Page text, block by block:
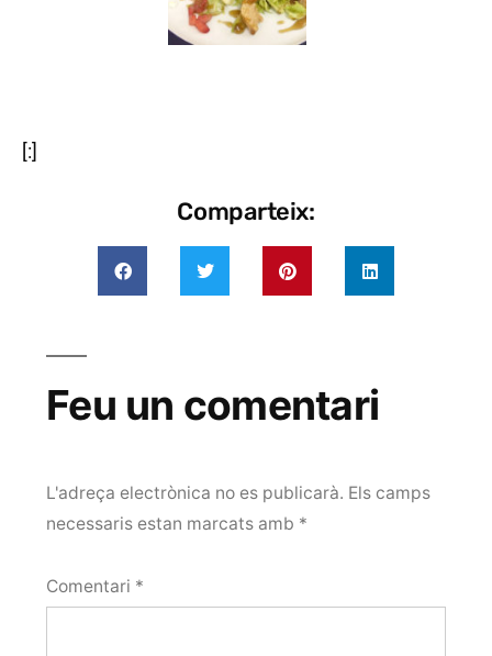
[:]
Comparteix:
Feu un comentari
L'adreça electrònica no es publicarà. Els camps
necessaris estan marcats amb *
Comentari *